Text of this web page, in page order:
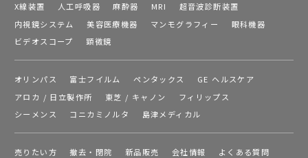
X線装置 人工呼吸器 麻酔器 MRI
超音波診断装置
内視鏡システム
美容医療機器 マンモグラフィー
眼科機器
ビデオスコープ
顕微鏡
オリンパス 富士フイルム ペンタックス
GE ヘルスケア
アロカ / 日立製作所
東芝 / キャノン
フィリップス
シーメンス
コニカミノルタ 島津メディカル
売りたい方 撤去・閉院 新品販売 会社情報
よくある質問